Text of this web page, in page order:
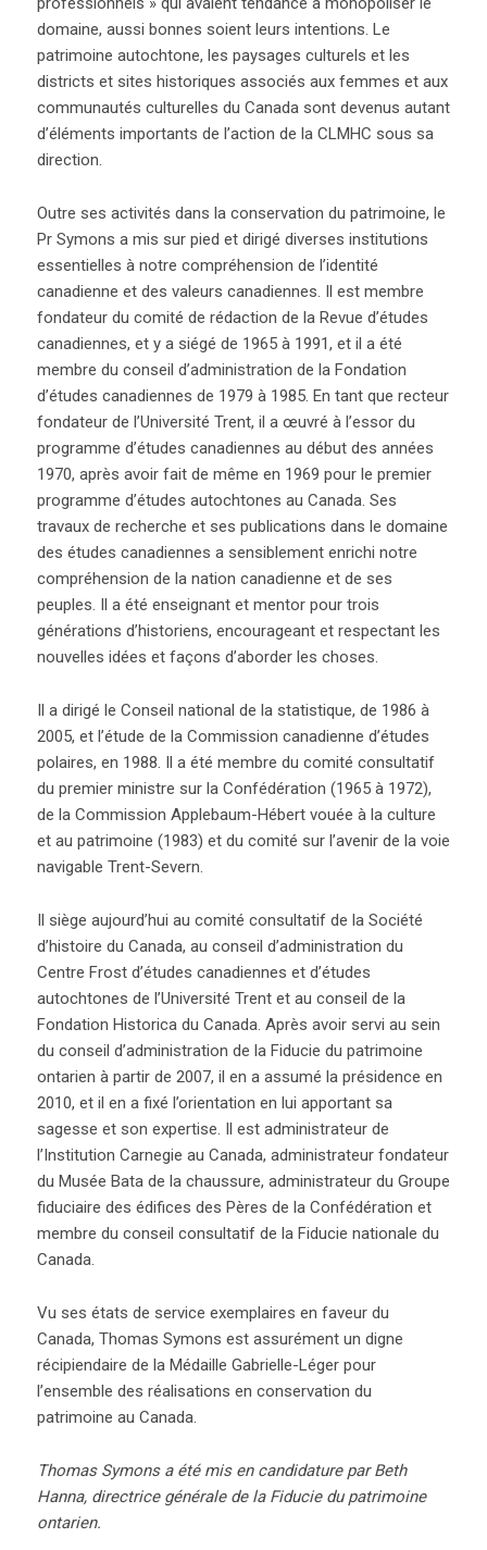
domaine, aussi bonnes soient leurs intentions. Le
patrimoine autochtone, les paysages culturels et les
districts et sites historiques associés aux femmes et aux
communautés culturelles du Canada sont devenus autant
d’éléments importants de l’action de la CLMHC sous sa
direction.
Outre ses activités dans la conservation du patrimoine, le
Pr Symons a mis sur pied et dirigé diverses institutions
essentielles à notre compréhension de l’identité
canadienne et des valeurs canadiennes. Il est membre
fondateur du comité de rédaction de la Revue d’études
canadiennes, et y a siégé de 1965 à 1991, et il a été
membre du conseil d’administration de la Fondation
d’études canadiennes de 1979 à 1985. En tant que recteur
fondateur de l’Université Trent, il a œuvré à l’essor du
programme d’études canadiennes au début des années
1970, après avoir fait de même en 1969 pour le premier
programme d’études autochtones au Canada. Ses
travaux de recherche et ses publications dans le domaine
des études canadiennes a sensiblement enrichi notre
compréhension de la nation canadienne et de ses
peuples. Il a été enseignant et mentor pour trois
générations d’historiens, encourageant et respectant les
nouvelles idées et façons d’aborder les choses.
Il a dirigé le Conseil national de la statistique, de 1986 à
2005, et l’étude de la Commission canadienne d’études
polaires, en 1988. Il a été membre du comité consultatif
du premier ministre sur la Confédération (1965 à 1972),
de la Commission Applebaum-Hébert vouée à la culture
et au patrimoine (1983) et du comité sur l’avenir de la voie
navigable Trent-Severn.
Il siège aujourd’hui au comité consultatif de la Société
d’histoire du Canada, au conseil d’administration du
Centre Frost d’études canadiennes et d’études
autochtones de l’Université Trent et au conseil de la
Fondation Historica du Canada. Après avoir servi au sein
du conseil d’administration de la Fiducie du patrimoine
ontarien à partir de 2007, il en a assumé la présidence en
2010, et il en a fixé l’orientation en lui apportant sa
sagesse et son expertise. Il est administrateur de
l’Institution Carnegie au Canada, administrateur fondateur
du Musée Bata de la chaussure, administrateur du Groupe
fiduciaire des édifices des Pères de la Confédération et
membre du conseil consultatif de la Fiducie nationale du
Canada.
Vu ses états de service exemplaires en faveur du
Canada, Thomas Symons est assurément un digne
récipiendaire de la Médaille Gabrielle-Léger pour
l’ensemble des réalisations en conservation du
patrimoine au Canada.
Thomas Symons a été mis en candidature par Beth
Hanna, directrice générale de la Fiducie du patrimoine
ontarien.